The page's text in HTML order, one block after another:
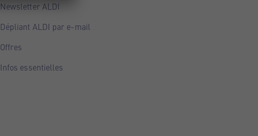
Newsletter ALDI
Dépliant ALDI par e-mail
Offres
Infos essentielles